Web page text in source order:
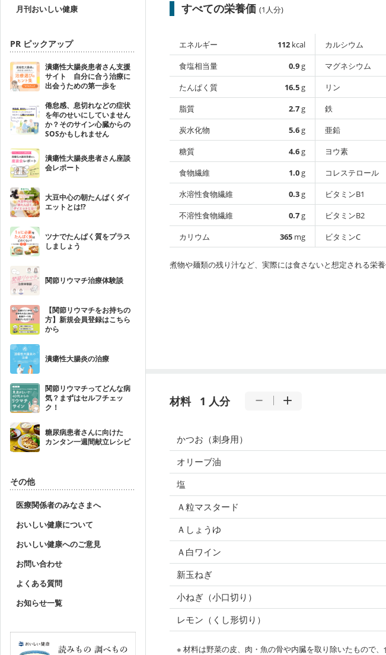
月刊おいしい健康
PR ピックアップ
潰瘍性大腸炎患者さん支援
サイト 自分に合う治療に
出会うための第一歩を
倦怠感、息切れなどの症状
を年のせいにしていません
か？そのサイン心臓からの
SOSかもしれません
潰瘍性大腸炎患者さん座談
会レポート
大豆中心の朝たんぱくダイ
エットとは!?
ツナでたんぱく質をプラス
しましょう
関節リウマチ治療体験談
【関節リウマチをお持ちの
方】新規会員登録はこちら
から
潰瘍性大腸炎の治療
関節リウマチってどんな病
気？まずはセルフチェッ
ク！
糖尿病患者さんに向けた
カンタン一週間献立レシピ
その他
医療関係者のみなさまへ
おいしい健康について
おいしい健康へのご意見
お問い合わせ
よくある質問
お知らせ一覧
すべての栄養価 (1人分)
エネルギー 112 kcal
食塩相当量
0.9g
たんぱく質
16.5g
脂質
2.7g
炭水化物
5.6g
糖質
4.6g
食物繊維
1.0g
水溶性食物繊維
0.3g
不溶性食物繊維
0.7g
カリウム
365 mg
カルシウム
マグネシウム
リン
鉄
亜鉛
ヨウ素
コレステロール
ビタミンB1
ビタミンB2
ビタミンC
煮物や麺類の残り汁など、実際には食さないと想定される栄
材料 1 人分
かつお（刺身用）
オリーブ油
塩
Ａ粒マスタード
Ａしょうゆ
Ａ白ワイン
新玉ねぎ
小ねぎ（小口切り）
レモン（くし形切り）
※ 材料は野菜の皮、肉・魚の骨や内臓を取り除いたもので